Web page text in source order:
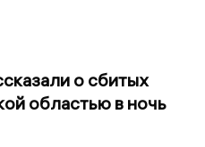
о сбитых
областью в ночь